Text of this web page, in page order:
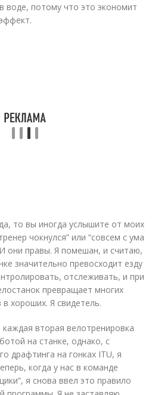
воде, потому что это экономит
то вы иногда услышите от моих
чокнулся” или “совсем с ума
они правы. Я помешан, и считаю,
значительно превосходит езду
отслеживать, и при
превращает многих
хороших. Я свидетель.
вторая велотренировка
на станке, однако, с
драфтинга на гонках ITU, я
когда у нас в команде
я снова ввел это правило